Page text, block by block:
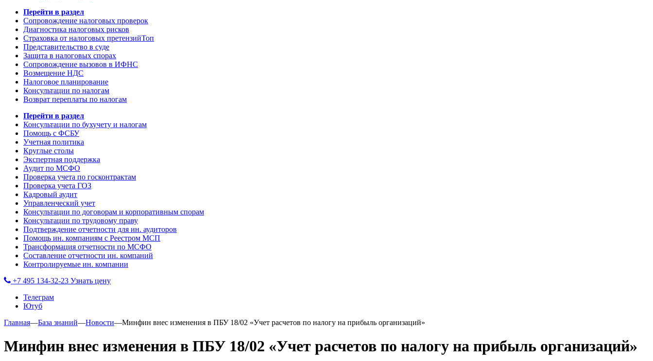
Перейти в раздел
Сопровождение налоговых проверок
Диагностика налоговых рисков
Страховка от налоговых претензийТоп
Представительство в суде
Защита в налоговых спорах
Сопровождение вызовов в ИФНС
Возмещение НДС
Налоговое планирование
Консультации по налогам
Возврат переплаты по налогам
Перейти в раздел
Консультации по бухучету и налогам
Помощь с ФСБУ
Учетная политика
Круглые столы
Экспертная поддержка
Аудит по МСФО
Проверка учета по госконтрактам
Проверка учета ГОЗ
Кадровый аудит
Управленческий учет
Консультации по договорам и корпоративным спорам
Консультации по трудовому праву
Подтверждение отчетности для ин. аудиторов
Помощь ин. компаниям с Реестром МСП
Трансформация отчетности по МСФО
Составление отчетности ин. компаний
Контролируемые ин. компании
+7 495 134-32-23 Узнать цену
Телеграм
Ютуб
Главная—База знаний—Новости—Минфин внес изменения в ПБУ 18/02 «Учет расчетов по налогу на прибыль организаций»
Минфин внес изменения в ПБУ 18/02 «Учет расчетов по налогу на прибыль организаций»